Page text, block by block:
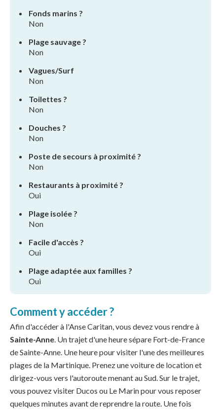
Fonds marins ?
Non
Plage sauvage ?
Non
Vagues/Surf
Non
Toilettes ?
Non
Douches ?
Non
Poste de secours à proximité ?
Non
Restaurants à proximité ?
Oui
Plage isolée ?
Non
Facile d'accès ?
Oui
Plage adaptée aux familles ?
Oui
Comment y accéder ?
Afin d'accéder à l'Anse Caritan, vous devez vous rendre à
Sainte-Anne. Un trajet d'une heure sépare Fort-de-France
de Sainte-Anne. Une heure pour visiter l'une des meilleures
plages de la Martinique. Prenez une voiture de location et
dirigez-vous vers l'autoroute menant au Sud. Sur le trajet,
vous pouvez visiter Ducos ou Le Marin pour vous reposer
quelques minutes avant de reprendre la route. Une fois